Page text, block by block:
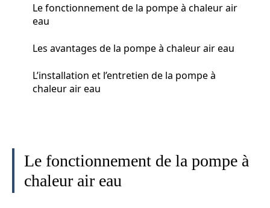
Le fonctionnement de la pompe à chaleur air
eau
Les avantages de la pompe à chaleur air eau
L’installation et l’entretien de la pompe à
chaleur air eau
Le fonctionnement de la pompe à
chaleur air eau